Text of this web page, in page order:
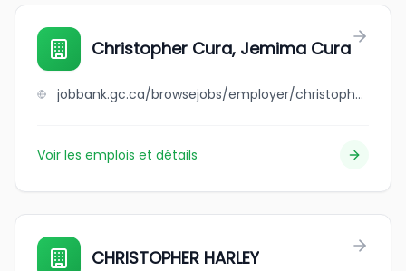
Christopher Cura, Jemima Cura
jobbank.gc.ca/browsejobs/employer/christopher+cura%2C+jemima+cura/ca
Voir les emplois et détails
CHRISTOPHER HARLEY